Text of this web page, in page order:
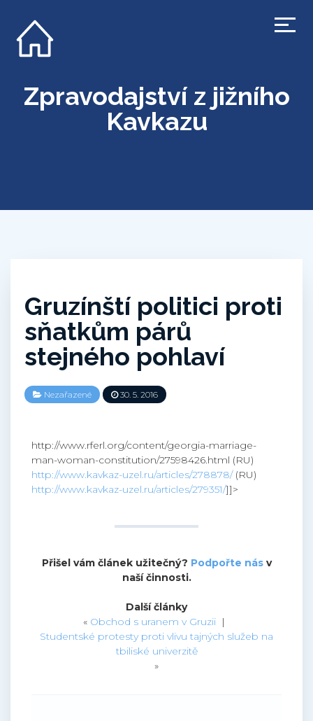
Zpravodajství z jižního
Kavkazu
Gruzínští politici proti
sňatkům párů
stejného pohlaví
Nezařazené 30. 5. 2016
http://www.rferl.org/content/georgia-marriage-
man-woman-constitution/27598426.html (RU)
http://www.kavkaz-uzel.ru/articles/278878/(RU)
http://www.kavkaz-uzel.ru/articles/279351/]]>
Přišel vám článek užitečný? Podpořte násv
naší činnosti.
Další články
« Obchod s uranem v Gruzii|
Studentské protesty proti vlivu tajných služeb na
tbiliské univerzitě
»